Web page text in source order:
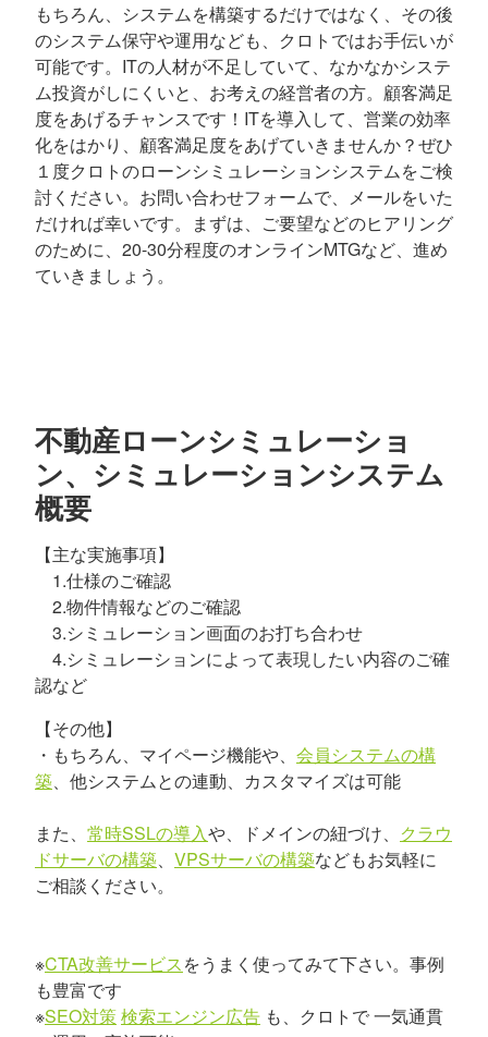
もちろん、システムを構築するだけではなく、その後
のシステム保守や運用なども、クロトではお手伝いが
可能です。ITの人材が不足していて、なかなかシステ
ム投資がしにくいと、お考えの経営者の方。顧客満足
度をあげるチャンスです！ITを導入して、営業の効率
化をはかり、顧客満足度をあげていきませんか？ぜひ
１度クロトのローンシミュレーションシステムをご検
討ください。お問い合わせフォームで、メールをいた
だければ幸いです。まずは、ご要望などのヒアリング
のために、20-30分程度のオンラインMTGなど、進め
ていきましょう。
不動産ローンシミュレーショ
ン、シミュレーションシステム
概要
【主な実施事項】
1.仕様のご確認
2.物件情報などのご確認
3.シミュレーション画面のお打ち合わせ
4.シミュレーションによって表現したい内容のご確
認など
【その他】
・もちろん、マイページ機能や、 会員システムの構
築、他システムとの連動、カスタマイズは可能
また、 常時SSLの導入や、ドメインの紐づけ、 クラウ
ドサーバの構築、 VPSサーバの構築などもお気軽に
ご相談ください。
※CTA改善サービスをうまく使ってみて下さい。事例
も豊富です
※SEO対策検索エンジン広告 も、クロトで 一気通貫